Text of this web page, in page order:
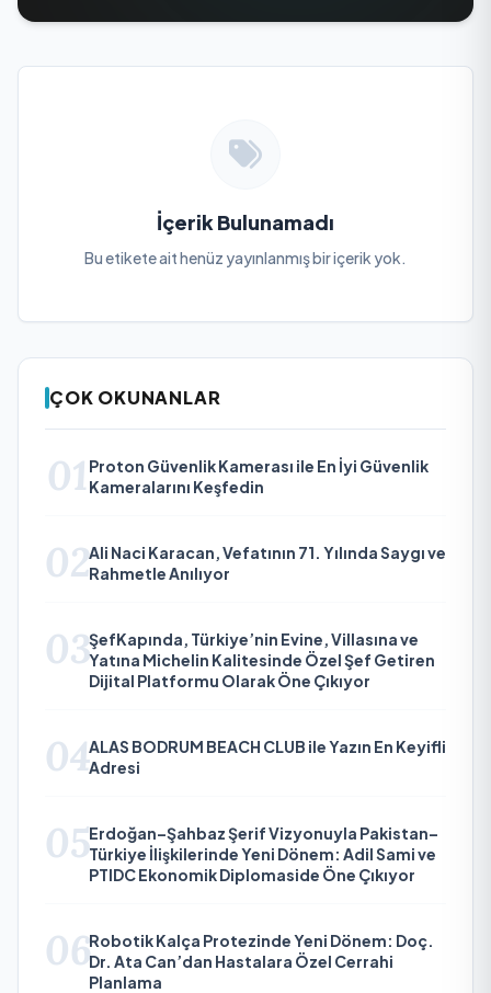
İçerik Bulunamadı
Bu etikete ait henüz yayınlanmış bir içerik yok.
ÇOK OKUNANLAR
01 Proton Güvenlik Kamerası ile En İyi Güvenlik
Kameralarını Keşfedin
02Ali Naci Karacan, Vefatının 71. Yılında Saygı ve
Rahmetle Anılıyor
03ŞefKapında, Türkiye’nin Evine, Villasına ve
Yatına Michelin Kalitesinde Özel Şef Getiren
Dijital Platformu Olarak Öne Çıkıyor
04ALAS BODRUM BEACH CLUB ile Yazın En Keyifli
Adresi
05Erdoğan–Şahbaz Şerif Vizyonuyla Pakistan–
Türkiye İlişkilerinde Yeni Dönem: Adil Sami ve
PTIDC Ekonomik Diplomaside Öne Çıkıyor
06Robotik Kalça Protezinde Yeni Dönem: Doç.
Dr. Ata Can’dan Hastalara Özel Cerrahi
Planlama